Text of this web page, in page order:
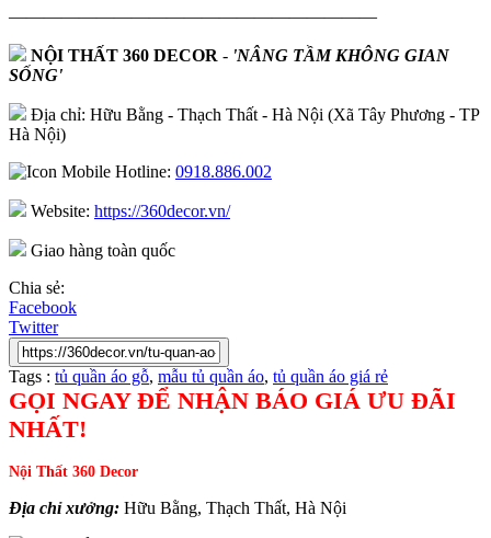
—————————————————————
NỘI THẤT 360 DECOR - 'NÂNG TẦM KHÔNG GIAN
SỐNG'
Địa chỉ: Hữu Bằng - Thạch Thất - Hà Nội (Xã Tây Phương - TP
Hà Nội)
Hotline: 0918.886.002
Website: https://360decor.vn/
Giao hàng toàn quốc
Chia sẻ:
Facebook
Twitter
Tags : tủ quần áo gỗ, mẫu tủ quần áo, tủ quần áo giá rẻ
GỌI NGAY ĐỂ NHẬN BÁO GIÁ ƯU ĐÃI
NHẤT!
Nội Thất 360 Decor
Địa chỉ xưởng: Hữu Bằng, Thạch Thất, Hà Nội